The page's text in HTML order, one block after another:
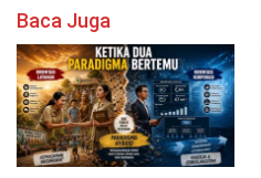
Baca Juga